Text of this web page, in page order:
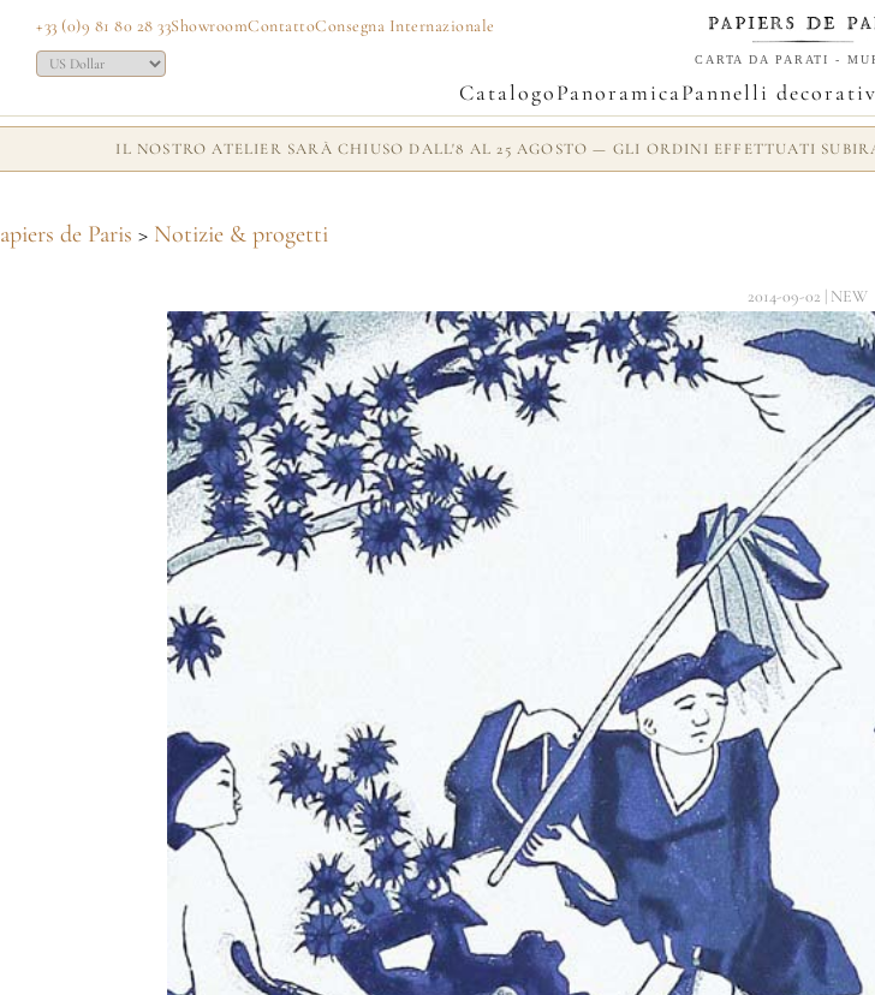
+33 (0)9 81 80 28 33ShowroomContattoConsegna Internazionale
CARTA DA PARATI -
CatalogoPanoramicaPannelli
IL NOSTRO ATELIER SARÀ CHIUSO DALL'8 AL 25 AGOSTO — GLI ORDINI EFFETTUATI
de Paris > Notizie & progetti
2014-09-02 | NEW